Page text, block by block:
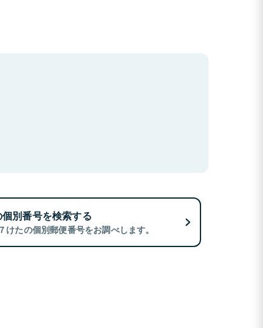
別番号を検索する
けたの個別郵便番号をお調べします。